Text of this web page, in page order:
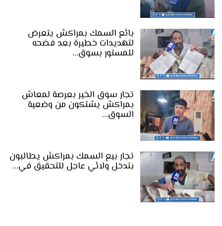
بائع السمك بمراكش يتعرض
لتهديدات خطيرة بعد فضحه
للمستور بسوق…
تجار سوق الخير بعرصة لمعاش
بمراكش يشتكون من وضعية
السوق…
تجار بيع السمك بمراكش يطالبون
بتدخل ولائي عاجل للتحقيق في…